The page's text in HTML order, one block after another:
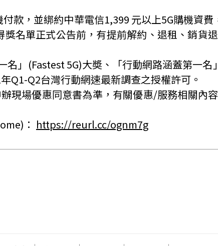
款，並綁約中華電信1,399 元以上5G購機資費
名單正式公告前，有提前解約、退租、銷貨
名」 (Fastest 5G)大奬、「行動網路涵蓋第一名」
年Q1-Q2台灣行動網速最新調查之授權許可。
現場優惠同意書為準，有關優惠/服務相關內
： https://reurl.cc/ognm7g